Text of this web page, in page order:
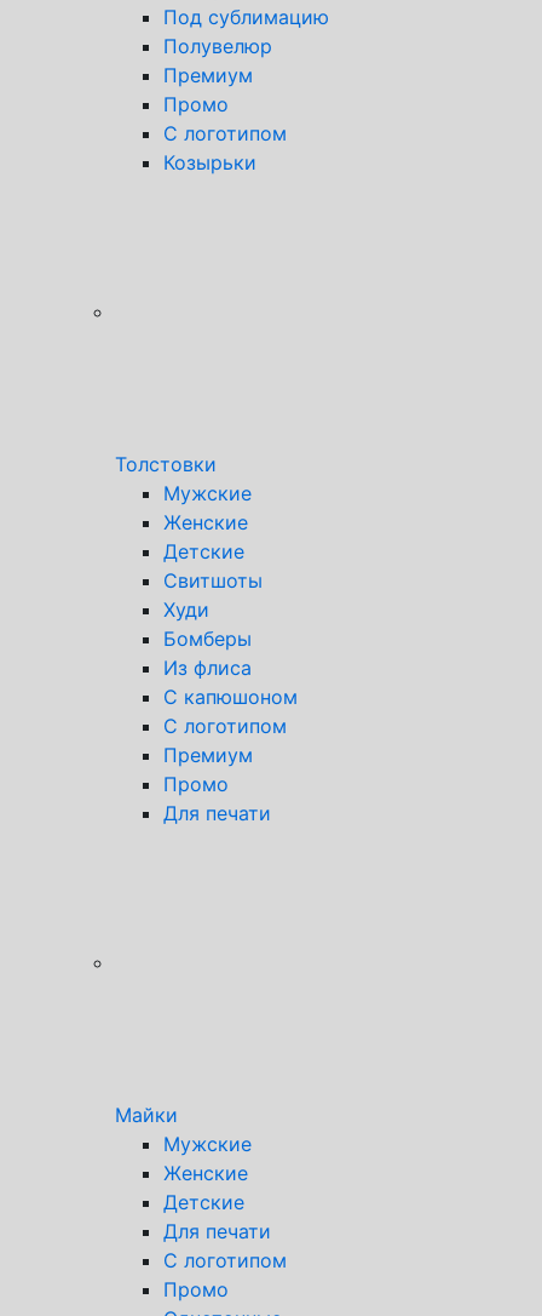
Под сублимацию
Полувелюр
Премиум
Промо
С логотипом
Козырьки
Толстовки
Мужские
Женские
Детские
Свитшоты
Худи
Бомберы
Из флиса
С капюшоном
С логотипом
Премиум
Промо
Для печати
Майки
Мужские
Женские
Детские
Для печати
С логотипом
Промо